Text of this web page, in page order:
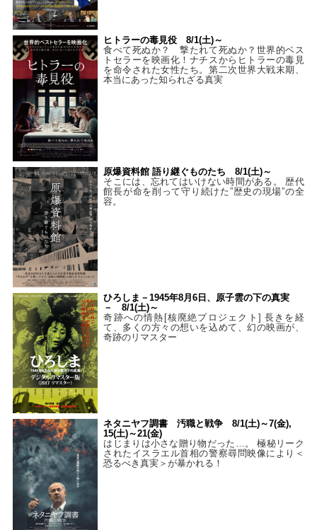
ヒトラーの毒見役 8/1(土)～
食べて死ぬか？ 撃たれて死ぬか？世界的ベス
トセラーを映画化！ナチスからヒトラーの毒見
を命令された女性たち。第二次世界大戦末期、
本当にあった知られざる真実
原爆資料館 語り継ぐものたち 8/1(土)～
そこには、忘れてはいけない時間がある。 歴代
館長が命を削って守り続けた”歴史の現場”の全
容。
ひろしま－1945年8月6日、原子雲の下の真実
－ 8/1(土)～
奇跡への情熱[核廃絶プロジェクト] 長きを経
て、多くの方々の想いを込めて、幻の映画が、
奇跡のリマスター
ネタニヤフ調書 汚職と戦争 8/1(土)～7(金),
15(土)～21(金)
はじまりは小さな贈り物だった…。 極秘リーク
されたイスラエル首相の警察尋問映像により＜
恐るべき真実＞が暴かれる！